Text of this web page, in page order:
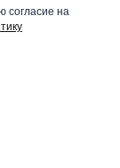
согласие на